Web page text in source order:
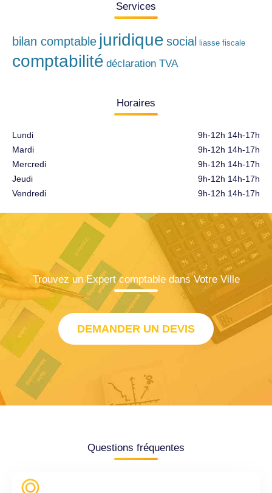
Services
bilan comptable juridique social liasse fiscale
comptabilité déclaration TVA
Horaires
Lundi
Mardi
Mercredi
Jeudi
Vendredi
9h-12h 14h-17h
9h-12h 14h-17h
9h-12h 14h-17h
9h-12h 14h-17h
9h-12h 14h-17h
Trouvez un Expert comptable dans Votre Ville
DEMANDER UN DEVIS
Questions fréquentes